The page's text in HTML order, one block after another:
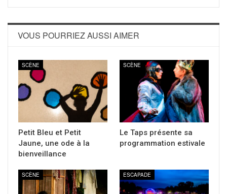
VOUS POURRIEZ AUSSI AIMER
SCÈNE
Petit Bleu et Petit
Jaune, une ode à la
bienveillance
SCÈNE
Le Taps présente sa
programmation estivale
SCÈNE ESCAPADE